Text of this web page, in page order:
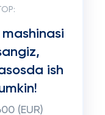
ish
(EUR)